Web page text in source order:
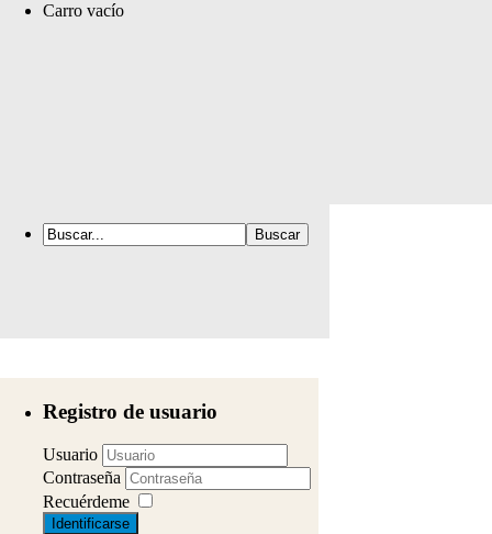
Carro vacío
Registro de usuario
Usuario
Contraseña
Recuérdeme
Identificarse